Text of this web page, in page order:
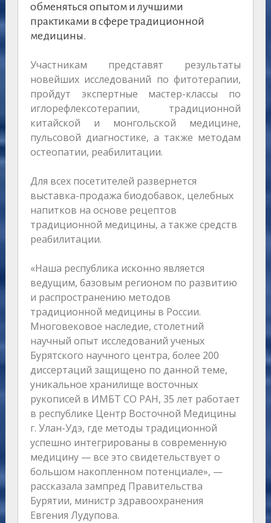
обменяться опытом и лучшими
практиками в сфере традиционной
медицины.
Участникам представят результаты
новейших исследований по фитотерапии,
пройдут экспертные мастер-классы по
иглорефлексотерапии, традиционной
китайской и монгольской медицине,
пульсовой диагностике, а также методам
остеопатии, реабилитации.
Для всех посетителей развернется
выставка-продажа биодобавок, целебных
напитков на основе рецептов
традиционной медицины, а также средств
реабилитации.
«Наша республика исконно является
ведущим, базовым регионом по развитию
и распространению методов
традиционной медицины в России.
Многовековое наследие, столетний
научный опыт исследований ученых
Бурятского научного центра, более 200
диссертаций защищено по данной теме,
уникальное хранилище восточных
рукописей в ИМБТ СО РАН, 35 лет работает
в республике Центр Восточной Медицины
г. Улан-Удэ, где методы традиционной
успешно интегрированы в современную
медицину — все это свидетельствует о
большом накопленном потенциале», —
рассказала зампред Правительства
Бурятии, министр здравоохранения
Евгения Лудупова.